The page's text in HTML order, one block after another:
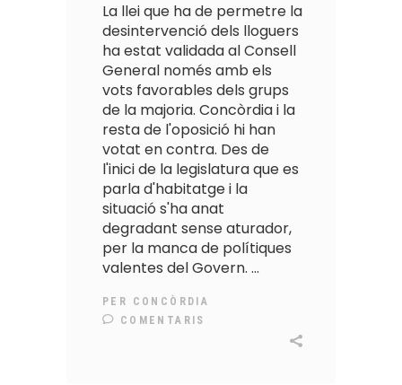
La llei que ha de permetre la
desintervenció dels lloguers
ha estat validada al Consell
General només amb els
vots favorables dels grups
de la majoria. Concòrdia i la
resta de l'oposició hi han
votat en contra. Des de
l'inici de la legislatura que es
parla d'habitatge i la
situació s'ha anat
degradant sense aturador,
per la manca de polítiques
valentes del Govern.
PER CONCÒRDIA
COMENTARIS